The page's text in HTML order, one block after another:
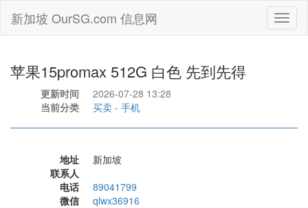
新加坡 OurSG.com 信息网
苹果15promax 512G 白色 先到先得
更新时间
2026-07-28 13:28
当前分类
买卖 - 手机
地址
新加坡
联系人
电话
89041799
微信
qlwx36916